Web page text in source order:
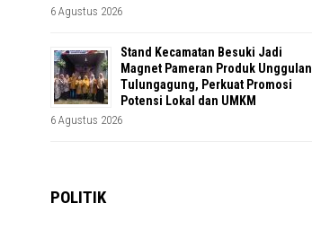
6 Agustus 2026
Stand Kecamatan Besuki Jadi
Magnet Pameran Produk Unggulan
Tulungagung, Perkuat Promosi
Potensi Lokal dan UMKM
6 Agustus 2026
POLITIK